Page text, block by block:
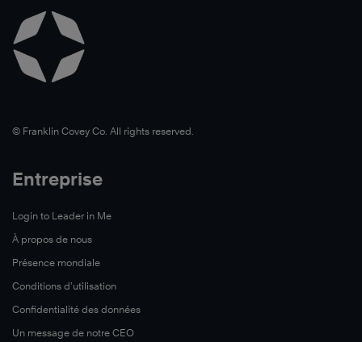
©️ Franklin Covey Co. All rights reserved.
Entreprise
Login to Leader in Me
À propos de nous
Présence mondiale
Conditions d’utilisation
Confidentialité des données
Un message de notre CEO